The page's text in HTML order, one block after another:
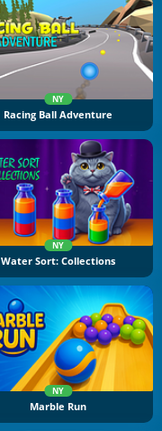
NY
Racing Ball Adventure
NY
Water Sort: Collections
NY
Marble Run